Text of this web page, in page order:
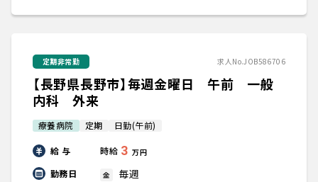
定期非常勤 求人No.JOB586706
【長野県長野市】毎週金曜日 午前 一般
内科 外来
療養病院 定期 日勤(午前)
給 与 時給 3 万円
勤務日 金 毎週